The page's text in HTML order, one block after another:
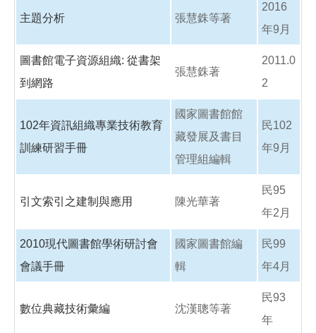
主題分析 張慧銖等著
2016
年9月
圖書館電子資源組織: 從書架
到網路
張慧銖著
2011.0
2
102年資訊組織專業技術教育
訓練研習手冊
國家圖書館館
藏發展及書目
管理組編輯
民102
年9月
引文索引之建制與應用 陳光華著
民95
年2月
2010現代圖書館學術研討會
會議手冊
國家圖書館編
輯
民99
年4月
數位典藏技術彙編 沈漢聰等著
民93
年